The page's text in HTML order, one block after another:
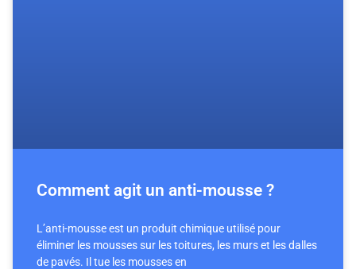
Comment agit un anti-mousse ?
L’anti-mousse est un produit chimique utilisé pour
éliminer les mousses sur les toitures, les murs et les dalles
de pavés. Il tue les mousses en